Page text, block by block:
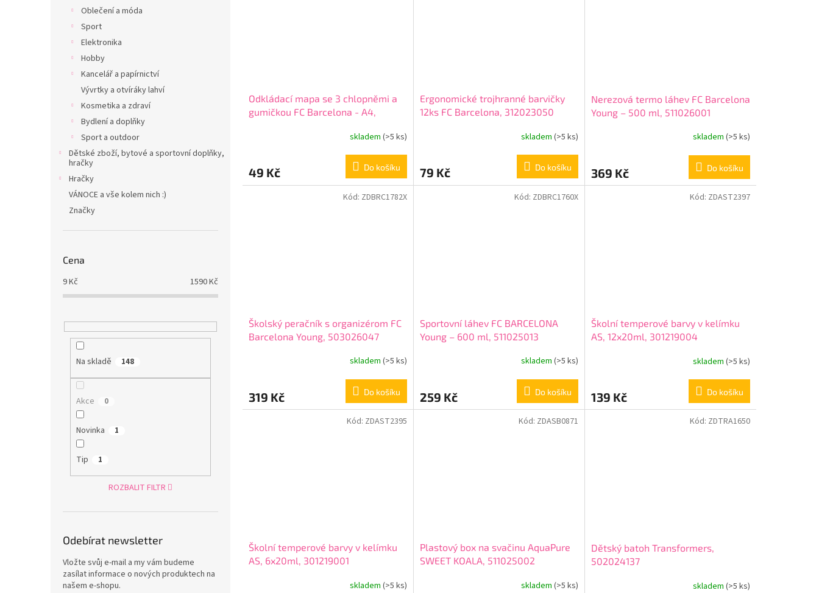
Oblečení a móda
Sport
Elektronika
Hobby
Kancelář a papírnictví
Vývrtky a otvíráky lahví
Kosmetika a zdraví
Bydlení a doplňky
Sport a outdoor
Dětské zboží, bytové a sportovní doplňky,
hračky
Hračky
VÁNOCE a vše kolem nich :)
Značky
Cena
9Kč 1590Kč
Na skladě 148
Akce 0
Novinka 1
Tip 1
ROZBALIT FILTR
Odebírat newsletter
Vložte svůj e-mail a my vám budeme
zasílat informace o nových produktech na
našem e-shopu.
Odkládací mapa se 3 chlopněmi a
gumičkou FC Barcelona - A4,
skladem (>5 ks)
49 Kč Do košíku
Ergonomické trojhranné barvičky
12ks FC Barcelona, 312023050
skladem (>5 ks)
79 Kč Do košíku
Nerezová termo láhev FC Barcelona
Young – 500 ml, 511026001
skladem (>5 ks)
369 Kč Do košíku
Školský peračník s organizérom FC
Barcelona Young, 503026047
skladem (>5 ks)
319 Kč Do košíku
Kód: ZDBRC1782X
Sportovní láhev FC BARCELONA
Young – 600 ml, 511025013
skladem (>5 ks)
259 Kč Do košíku
Kód: ZDBRC1760X
Školní temperové barvy v kelímku
AS, 12x20ml, 301219004
skladem (>5 ks)
139 Kč Do košíku
Kód: ZDAST2397
Školní temperové barvy v kelímku
AS, 6x20ml, 301219001
skladem (>5 ks)
Kód: ZDAST2395
Plastový box na svačinu AquaPure
SWEET KOALA, 511025002
skladem (>5 ks)
Kód: ZDASB0871
Dětský batoh Transformers,
502024137
skladem (>5 ks)
Kód: ZDTRA1650